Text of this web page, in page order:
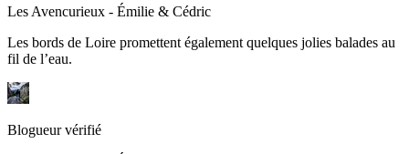
Les Avencurieux - Émilie & Cédric
Les bords de Loire promettent également quelques jolies balades au
fil de l’eau.
Blogueur vérifié